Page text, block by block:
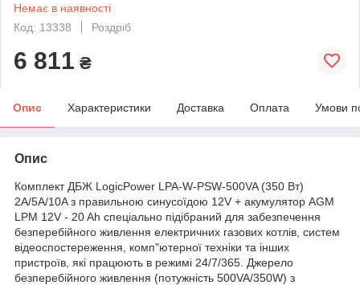
Немає в наявності
Код: 13338
Роздріб
6 811 ₴
Опис Характеристики Доставка Оплата Умови
Опис
Комплект ДБЖ LogicPower LPA-W-PSW-500VA (350 Вт)
2A/5A/10A з правильною синусоїдою 12V + акумулятор AGM
LPM 12V - 20 Ah спеціально підібраний для забезпечення
безперебійного живлення електричних газових котлів, систем
відеоспостереження, комп"ютерної техніки та інших
пристроїв, які працюють в режимі 24/7/365. Джерело
безперебійного живлення (потужність 500VA/350W) з